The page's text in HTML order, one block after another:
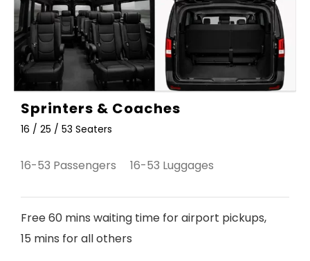
Sprinters & Coaches
16 / 25 / 53 Seaters
16-53 Passengers 16-53 Luggages
Free 60 mins waiting time for airport pickups,
15 mins for all others